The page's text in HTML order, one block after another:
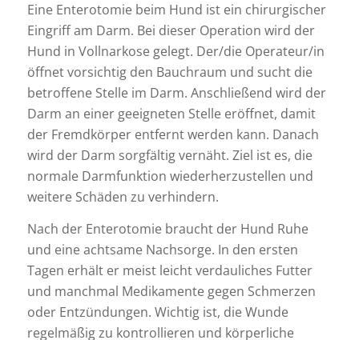
Eine Enterotomie beim Hund ist ein chirurgischer
Eingriff am Darm. Bei dieser Operation wird der
Hund in Vollnarkose gelegt. Der/die Operateur/in
öffnet vorsichtig den Bauchraum und sucht die
betroffene Stelle im Darm. Anschließend wird der
Darm an einer geeigneten Stelle eröffnet, damit
der Fremdkörper entfernt werden kann. Danach
wird der Darm sorgfältig vernäht. Ziel ist es, die
normale Darmfunktion wiederherzustellen und
weitere Schäden zu verhindern.
Nach der Enterotomie braucht der Hund Ruhe
und eine achtsame Nachsorge. In den ersten
Tagen erhält er meist leicht verdauliches Futter
und manchmal Medikamente gegen Schmerzen
oder Entzündungen. Wichtig ist, die Wunde
regelmäßig zu kontrollieren und körperliche